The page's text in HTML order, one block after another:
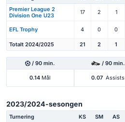
Premier League 2
Division One U23
17 2 1
EFL Trophy 4 0 0
Totalt 2024/2025 21 2 1
/ 90 min. / 90 min.
0.14 Mål 0.07 Assists
2023/2024-sesongen
Turnering KS SM AS